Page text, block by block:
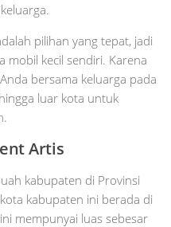
pilihan yang tepat, jadi
mobil kecil sendiri. Karena
bersama keluarga pada
luar kota untuk
Artis
kabupaten di Provinsi
kabupaten ini berada di
mempunyai luas sebesar